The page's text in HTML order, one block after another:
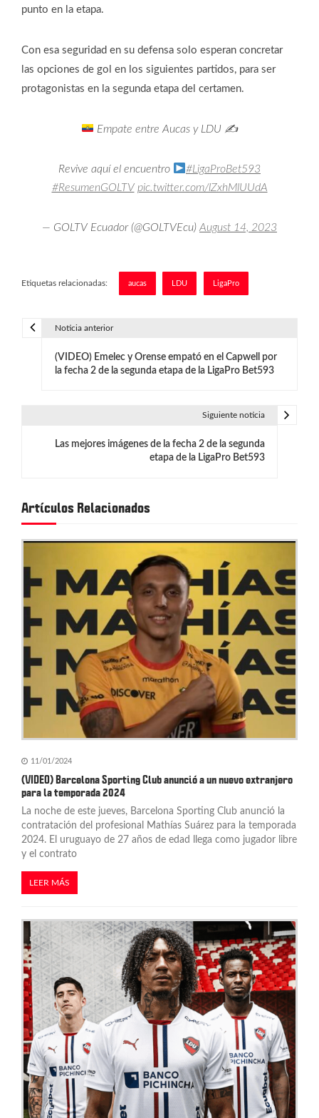
punto en la etapa.
Con esa seguridad en su defensa solo esperan concretar
las opciones de gol en los siguientes partidos, para ser
protagonistas en la segunda etapa del certamen.
Empate entre Aucas y LDU ✍
Revive aquí el encuentro
#LigaProBet593
#ResumenGOLTV pic.twitter.com/lZxhMlUUdA
— GOLTV Ecuador (@GOLTVEcu) August 14, 2023
Etiquetas relacionadas: aucas LDU LigaPro
i
ó
n
d
e
n
d
a
s
Noticia anterior
(VIDEO) Emelec y Orense empató en el Capwell por
la fecha 2 de la segunda etapa de la LigaPro Bet593
Siguiente noticia
Las mejores imágenes de la fecha 2 de la segunda
etapa de la LigaPro Bet593
Artículos Relacionados
11/01/2024
(VIDEO) Barcelona Sporting Club anunció a un nuevo extranjero
para la temporada 2024
La noche de este jueves, Barcelona Sporting Club anunció la
contratación del profesional Mathías Suárez para la temporada
2024. El uruguayo de 27 años de edad llega como jugador libre
y el contrato
LEER MÁS